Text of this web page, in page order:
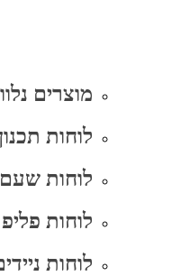
מוצרים
לוחות
לוחות שעם
לוחות
לוחות